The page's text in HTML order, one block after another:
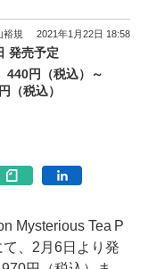
裕規 2021年1月22日 18:58
発売予定
440円（税込）～
（税込）
Mysterious Tea P
、2月6日より発